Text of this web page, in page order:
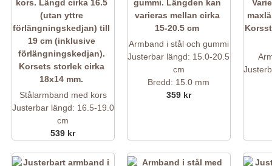
Stålarmband med kors
Justerbar längd: 16.5-19.0
cm
539 kr
Armband i stål och gummi
Justerbar längd: 15.0-20.5
cm
Bredd: 15.0 mm
359 kr